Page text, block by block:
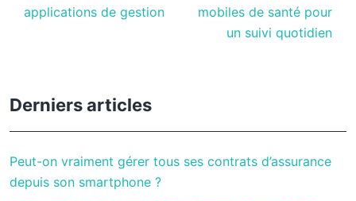
applications de gestion
mobiles de santé pour
un suivi quotidien
Derniers articles
Peut-on vraiment gérer tous ses contrats d’assurance
depuis son smartphone ?